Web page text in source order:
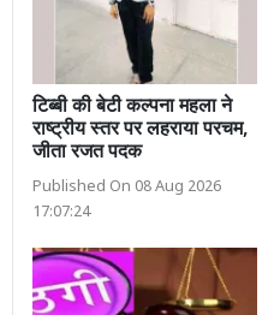
टिब्बी की बेटी कल्पना महला ने
राष्ट्रीय स्तर पर लहराया परचम,
जीता रजत पदक
Published On 08 Aug 2026
17:07:24